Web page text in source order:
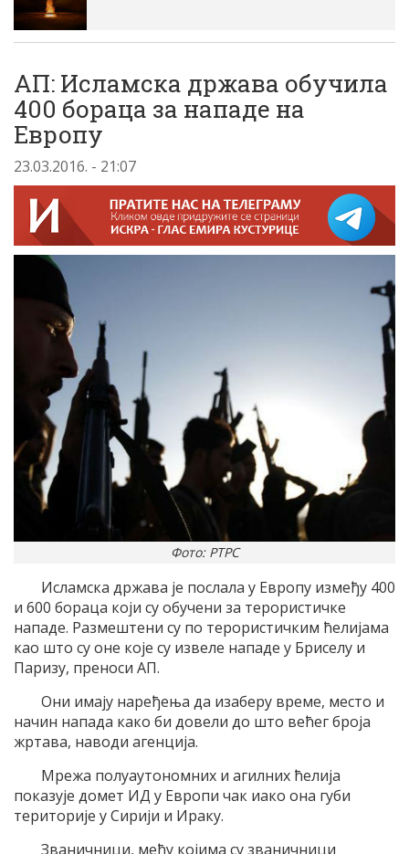
АП: Исламска држава обучила
400 бораца за нападе на
Европу
23.03.2016. - 21:07
Фото: РТРС
Исламска држава је послала у Европу између 400
и 600 бораца који су обучени за терористичке
нападе. Размештени су по терористичким ћелијама
као што су оне које су извеле нападе у Бриселу и
Паризу, преноси АП.
Они имају наређења да изаберу време, место и
начин напада како би довели до што већег броја
жртава, наводи агенција.
Мрежа полуаутономних и агилних ћелија
показује домет ИД у Европи чак иако она губи
територије у Сирији и Ираку.
Званичници, међу којима су званичници